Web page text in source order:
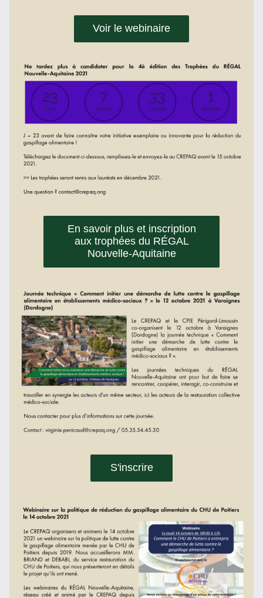
Voir le webinaire
En savoir plus et inscription
aux trophées du RÉGAL
Nouvelle-Aquitaine
S'inscrire